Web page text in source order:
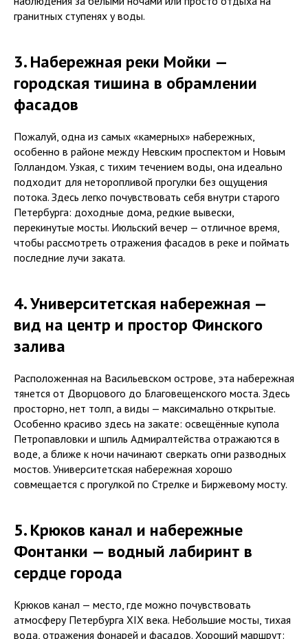
гранитных ступенях у воды.
3. Набережная реки Мойки —
городская тишина в обрамлении
фасадов
Пожалуй, одна из самых «камерных» набережных,
особенно в районе между Невским проспектом и Новым
Голландом. Узкая, с тихим течением воды, она идеально
подходит для неторопливой прогулки без ощущения
потока. Здесь легко почувствовать себя внутри старого
Петербурга: доходные дома, редкие вывески,
перекинутые мосты. Июльский вечер — отличное время,
чтобы рассмотреть отражения фасадов в реке и поймать
последние лучи заката.
4. Университетская набережная —
вид на центр и простор Финского
залива
Расположенная на Васильевском острове, эта набережная
тянется от Дворцового до Благовещенского моста. Здесь
просторно, нет толп, а виды — максимально открытые.
Особенно красиво здесь на закате: освещённые купола
Петропавловки и шпиль Адмиралтейства отражаются в
воде, а ближе к ночи начинают сверкать огни разводных
мостов. Университетская набережная хорошо
совмещается с прогулкой по Стрелке и Биржевому мосту.
5. Крюков канал и набережные
Фонтанки — водный лабиринт в
сердце города
Крюков канал — место, где можно почувствовать
атмосферу Петербурга XIX века. Небольшие мосты, тихая
вода, отражения фонарей и фасадов. Хороший маршрут: